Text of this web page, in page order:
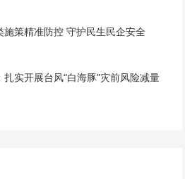
策精准防控 守护民生民企安全
实开展台风“白海豚”灾前风险减量